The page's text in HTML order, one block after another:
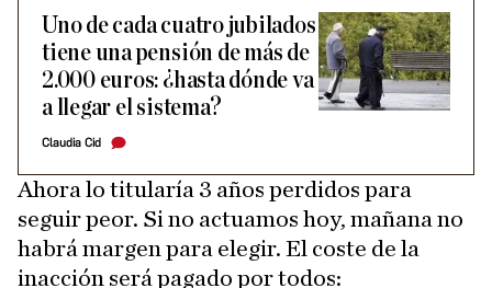
Uno de cada cuatro jubilados
tiene una pensión de más de
2.000 euros: ¿hasta dónde va
a llegar el sistema?
Claudia Cid
Ahora lo titularía 3 años perdidos para
seguir peor. Si no actuamos hoy, mañana no
habrá margen para elegir. El coste de la
inacción será pagado por todos: